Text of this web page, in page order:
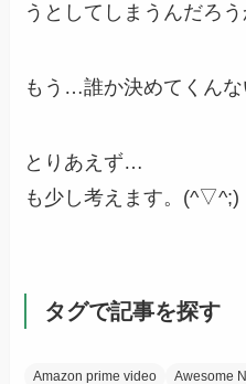
うとしてしまうんだろう
もう…誰か決めてくん
とりあえず…
も少し考えます。(^▽^;)
タグで記事を探す
Amazon prime video Awesome